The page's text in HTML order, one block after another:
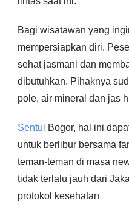
Bagi wisatawan yang
mempersiapkan diri.
sehat jasmani dan
dibutuhkan. Pihaknya
pole, air mineral dan jas
Sentul
Bogor, hal ini
untuk berlibur bersama
teman-teman di masa
tidak terlalu jauh dari
protokol kesehatan